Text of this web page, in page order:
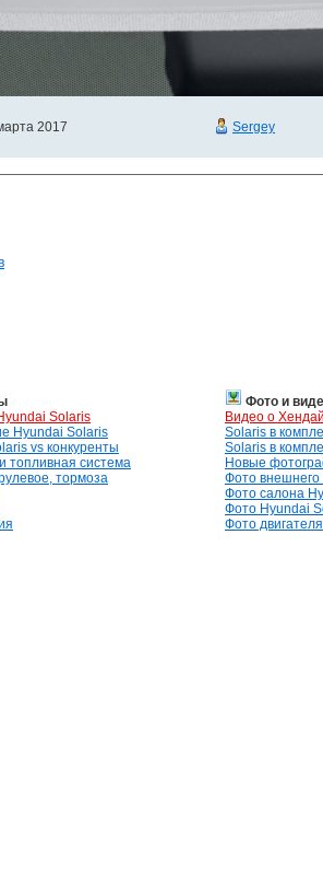
2017 Sergey
Solaris
Hyundai Solaris
vs конкуренты
топливная система
тормоза
Фото и
Видео о
Solaris в
Solaris в
Новые
Фото внешнего
Фото салона
Фото Hyundai
Фото